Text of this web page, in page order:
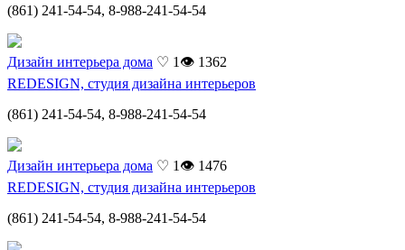
(861) 241-54-54, 8-988-241-54-54
Дизайн интерьера дома ♡ 1 👁 1362
REDESIGN, студия дизайна интерьеров
(861) 241-54-54, 8-988-241-54-54
Дизайн интерьера дома ♡ 1 👁 1476
REDESIGN, студия дизайна интерьеров
(861) 241-54-54, 8-988-241-54-54